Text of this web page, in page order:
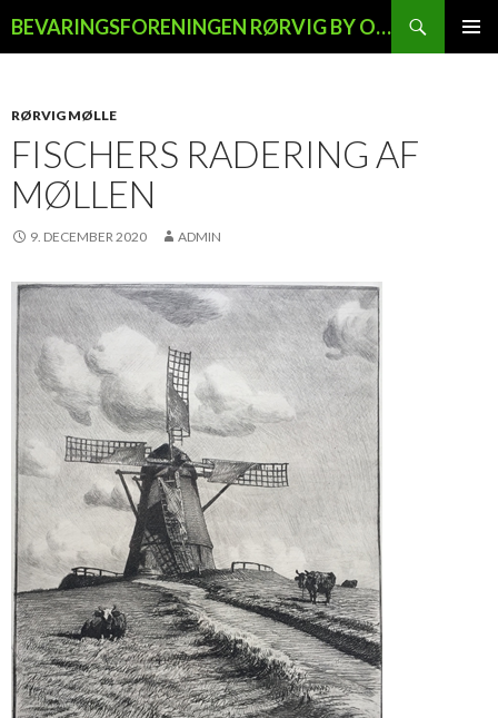
BEVARINGSFORENINGEN RØRVIG BY OG LAND
RØRVIG MØLLE
FISCHERS RADERING AF
MØLLEN
9. DECEMBER 2020 ADMIN